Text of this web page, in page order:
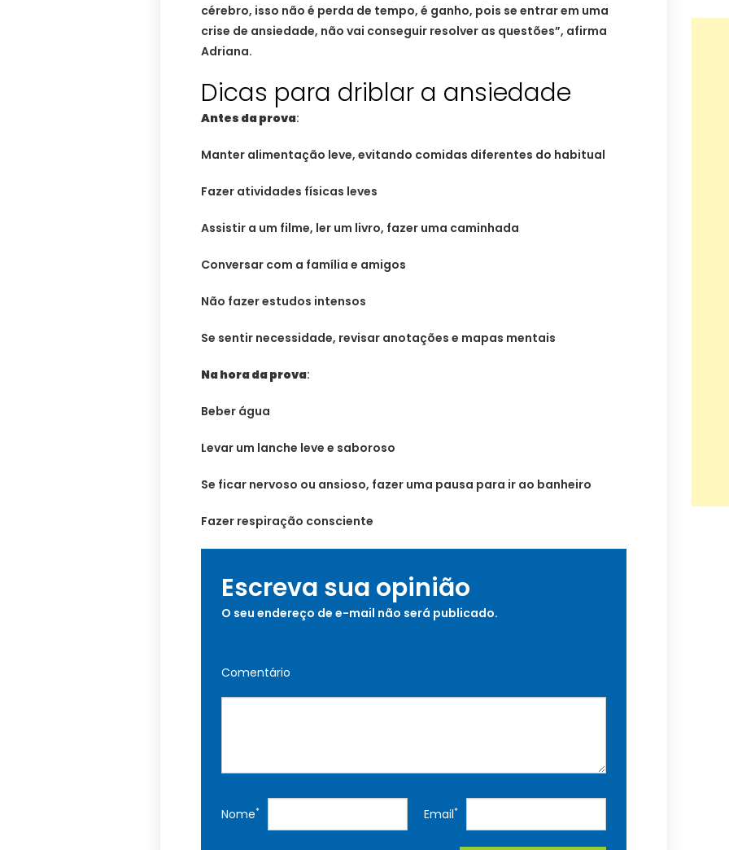
cérebro, isso não é perda de tempo, é ganho, pois se entrar em uma
crise de ansiedade, não vai conseguir resolver as questões”, afirma
Adriana.
Dicas para driblar a ansiedade
Antes da prova:
Manter alimentação leve, evitando comidas diferentes do habitual
Fazer atividades físicas leves
Assistir a um filme, ler um livro, fazer uma caminhada
Conversar com a família e amigos
Não fazer estudos intensos
Se sentir necessidade, revisar anotações e mapas mentais
Na hora da prova:
Beber água
Levar um lanche leve e saboroso
Se ficar nervoso ou ansioso, fazer uma pausa para ir ao banheiro
Fazer respiração consciente
Escreva sua opinião
O seu endereço de e-mail não será publicado.
Comentário
Nome* Email*